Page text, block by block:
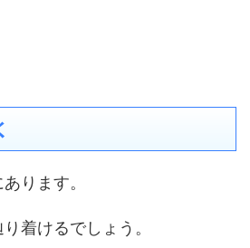
ります。
着けるでしょう。